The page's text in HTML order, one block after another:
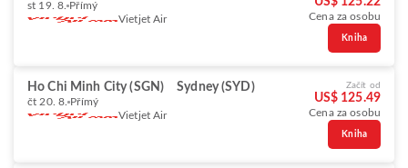
st 19. 8. Přímý
Vietjet Air
Cena za osobu
Kniha
Ho Chi Minh City (SGN) Sydney (SYD)
čt 20. 8. Přímý
Vietjet Air
Začít od
US$ 125.49
Cena za osobu
Kniha